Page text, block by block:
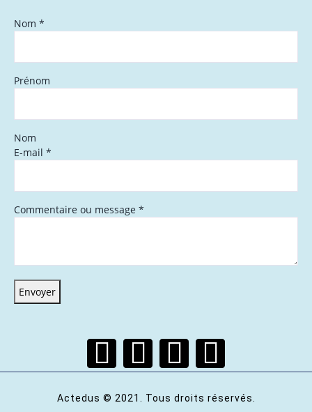
Nom *
Prénom
Nom
E-mail *
Commentaire ou message *
Envoyer
Actedus © 2021. Tous droits réservés.